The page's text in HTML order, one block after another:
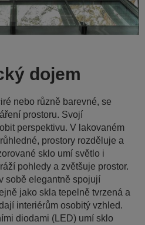
dojem
nebo různě barevné, se
prostoru. Svojí
perspektivu. V lakovaném
prostory rozděluje a
sklo umí světlo i
pohledy a zvětšuje prostor.
sobě elegantně spojují
jako skla tepelně tvrzená a
interiérům osobitý vzhled.
diodami (LED) umí sklo